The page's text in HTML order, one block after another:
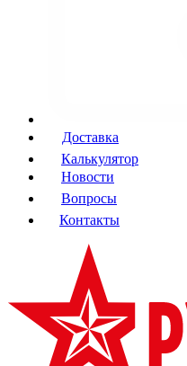
Доставка
Калькулятор
Новости
Вопросы
Контакты